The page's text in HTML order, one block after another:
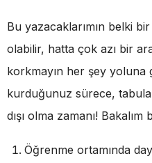
Bu yazacaklarımın belki
olabilir, hatta çok azı bir
korkmayın her şey yoluna
kurduğunuz sürece, tabular
dışı olma zamanı!
Öğrenme ortamında